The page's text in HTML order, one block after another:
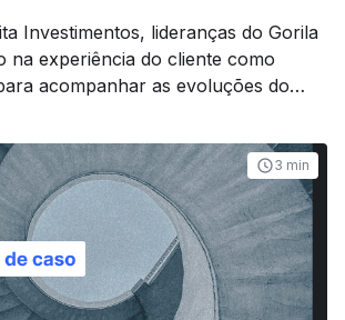
Investimentos, lideranças do Gorila
na experiência do cliente como
acompanhar as evoluções do
3 min